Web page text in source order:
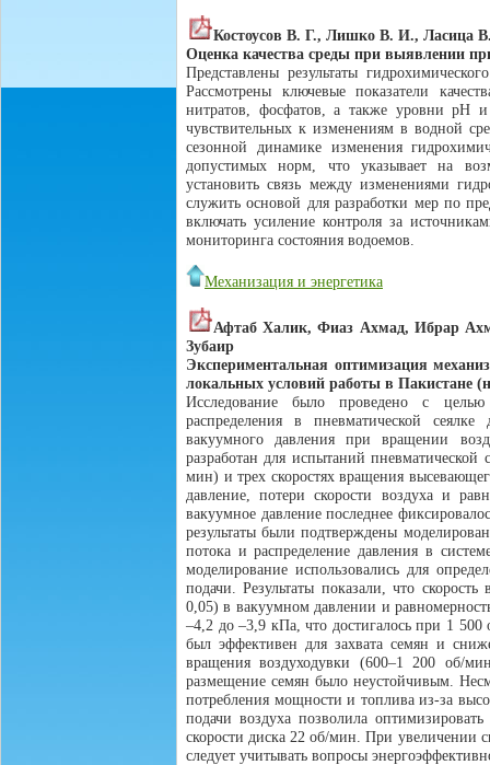
Костоусов В. Г., Лишко В. И., Ласица
Оценка качества среды при выявлении
Представлены результаты
Рассмотрены ключевые показатели
нитратов, фосфатов, а также уровни pH
чувствительных к изменениям в водной
сезонной динамике изменения
допустимых норм, что указывает на
установить связь между изменениями
служить основой для разработки мер по
включать усиление контроля за
мониторинга состояния водоемов.
Механизация и энергетика
Афтаб Халик, Фиаз Ахмад, Ибрар
Зубаир
Экспериментальная оптимизация
локальных условий работы в Пакистане
Исследование было проведено с целью
распределения в пневматической
вакуумного давления при вращении
разработан для испытаний
мин) и трех скоростях вращения
давление, потери скорости воздуха и
вакуумное давление последнее
результаты были подтверждены
потока и распределение давления в
моделирование использовались для
подачи. Результаты показали, что
0,05) в вакуумном давлении и
–4,2 до –3,9 кПа, что достигалось при 1
был эффективен для захвата семян и
вращения воздуходувки (600–1 200 об/
размещение семян было неустойчивым.
потребления мощности и топлива из-за
подачи воздуха позволила
скорости диска 22 об/мин. При увеличении
следует учитывать вопросы